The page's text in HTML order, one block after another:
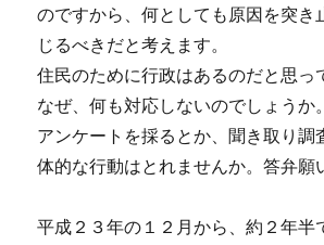
のですから、何としても原因を突き
じるべきだと考えます。
住民のために行政はあるのだと思っ
なぜ、何も対応しないのでしょうか。
アンケートを採るとか、聞き取り調
体的な行動はとれませんか。答弁願
平成２３年の１２月から、約２年半